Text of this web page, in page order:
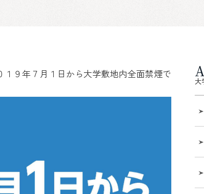
９年７月１日から大学敷地内全面禁煙で
大